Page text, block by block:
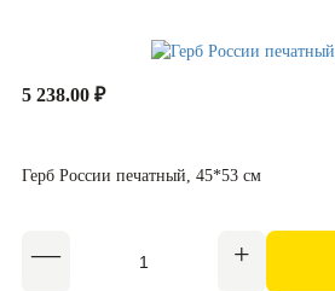
5 238.00 ₽
Герб России печатный, 45*53 см